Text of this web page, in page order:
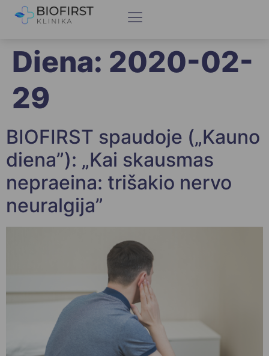
Diena: 2020-02-
29
BIOFIRST spaudoje („Kauno
diena”): „Kai skausmas
nepraeina: trišakio nervo
neuralgija”